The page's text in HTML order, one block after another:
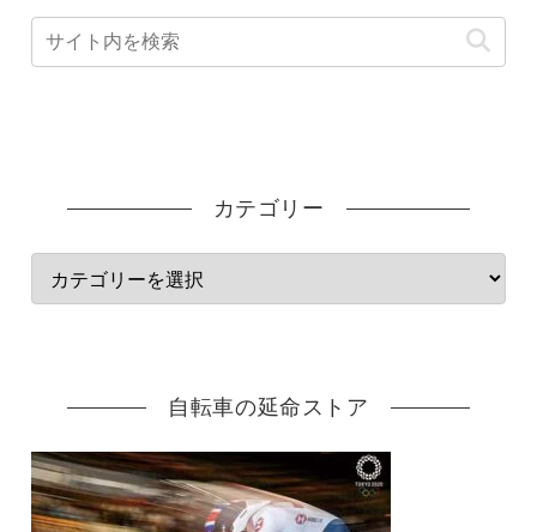
カテゴリー
自転車の延命ストア